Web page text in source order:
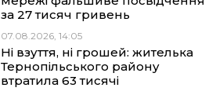
за 27 тисяч гривень
07.08.2026, 14:05
Ні взуття, ні грошей: жителька
Тернопільського району
втратила 63 тисячі